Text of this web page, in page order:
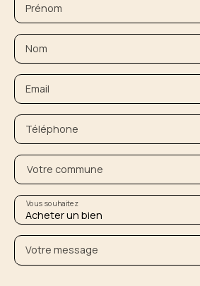
Prénom
Nom
Email
Téléphone
Votre commune
Acheter un bien
Vous souhaitez
Votre message